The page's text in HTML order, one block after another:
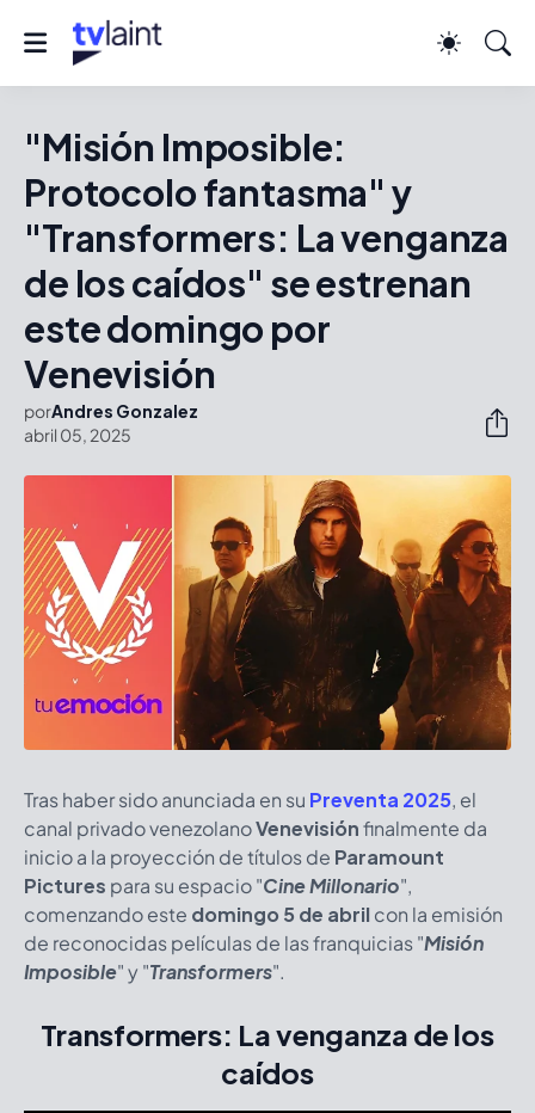
"Misión Imposible:
Protocolo fantasma" y
"Transformers: La venganza
de los caídos" se estrenan
este domingo por
Venevisión
porAndres Gonzalez
abril 05, 2025
Tras haber sido anunciada en su Preventa 2025, el
canal privado venezolanoVenevisiónfinalmente da
inicio a la proyección de títulos de Paramount
Pictures para su espacio"Cine Millonario",
comenzando este domingo 5 de abrilcon la emisión
de reconocidas películas de las franquicias "Misión
Imposible"y "Transformers".
Transformers: La venganza de los
caídos